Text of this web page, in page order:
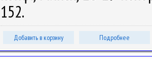
152.
Добавить в корзину Подробнее